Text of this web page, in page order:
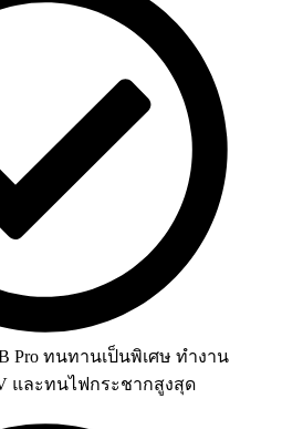
Pro ทนทานเป็นพิเศษ ทำงาน
และทนไฟกระชากสูงสุด